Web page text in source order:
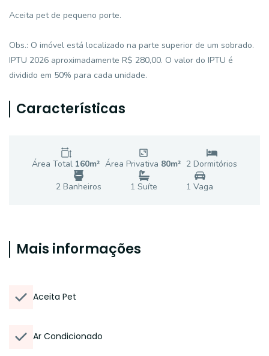
Aceita pet de pequeno porte.
Obs.: O imóvel está localizado na parte superior de um sobrado.
IPTU 2026 aproximadamente R$ 280,00. O valor do IPTU é
dividido em 50% para cada unidade.
Características
Área Total 160m² Área Privativa 80m² 2 Dormitórios
2 Banheiros 1 Suíte 1 Vaga
Mais informações
Aceita Pet
Ar Condicionado